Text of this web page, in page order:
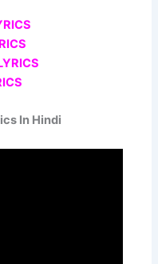
In Hindi